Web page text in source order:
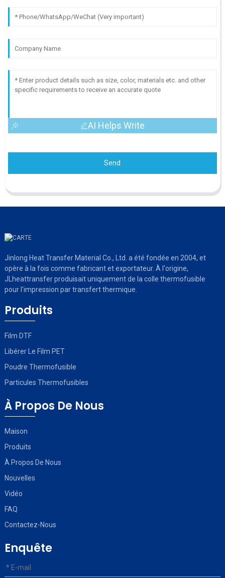
AI Helps Write
Send
Jinlong Heat Transfer Material Co., Ltd. a été fondée en 2004, et
opère à la fois comme fabricant et exportateur. À l'origine,
JLheattransfer produisait uniquement de la colle thermofusible
pour l'impression par transfert thermique.
Produits
Film DTF
Libérer Le Film PET
Poudre Thermofusible
Particules Thermofusibles
À Propos De Nous
Maison
Produits
À Propos De Nous
Nouvelles
Vidéo
FAQ
Contactez-Nous
Enquête